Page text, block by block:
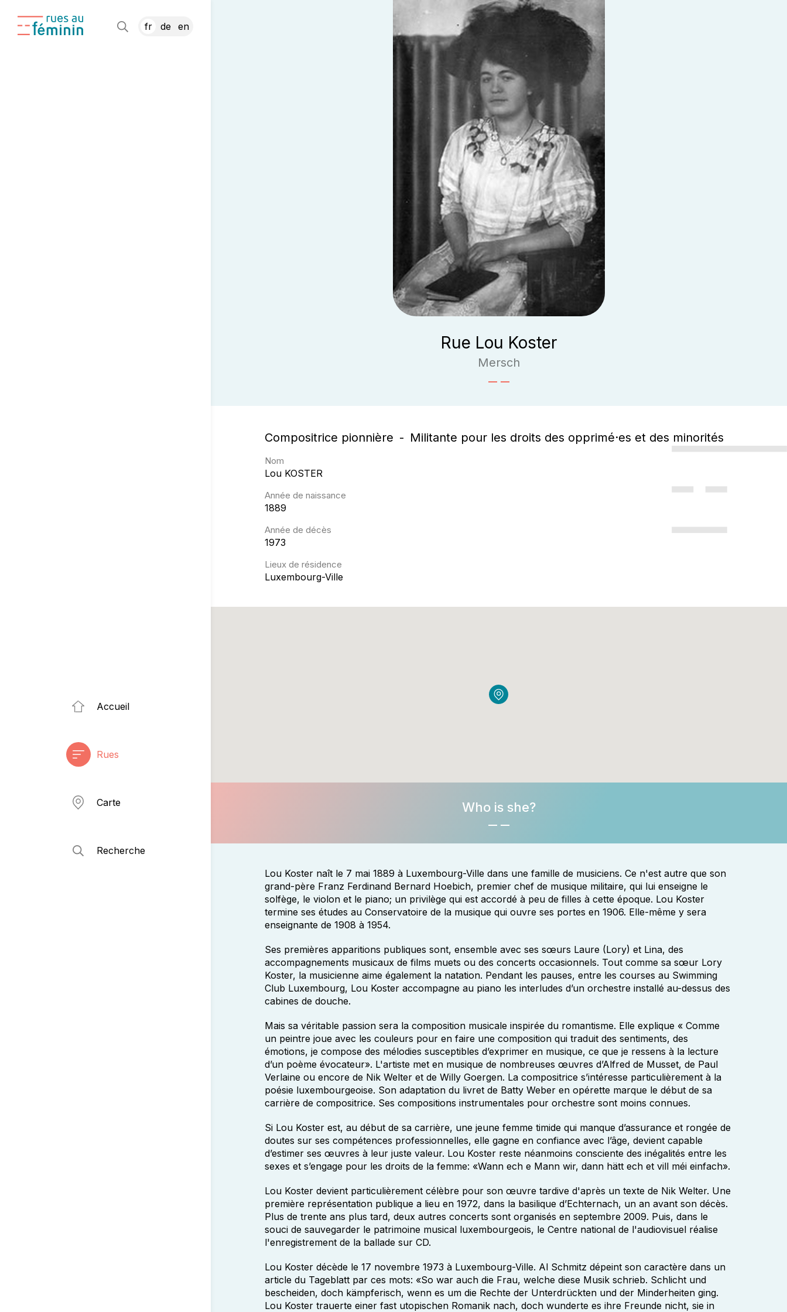
fr de en
Accueil
Rues
Carte
Recherche
Rue Lou Koster
Mersch
Compositrice pionnière Militante pour les droits des opprimé·es et des minorités
Nom
Lou KOSTER
Année de naissance
1889
Année de décès
1973
Lieux de résidence
Luxembourg-Ville
Who is she?
Lou Koster naît le 7 mai 1889 à Luxembourg-Ville dans une famille de musiciens. Ce n'est autre que son
grand-père Franz Ferdinand Bernard Hoebich, premier chef de musique militaire, qui lui enseigne le
solfège, le violon et le piano; un privilège qui est accordé à peu de filles à cette époque. Lou Koster
termine ses études au Conservatoire de la musique qui ouvre ses portes en 1906. Elle-même y sera
enseignante de 1908 à 1954.
Ses premières apparitions publiques sont, ensemble avec ses sœurs Laure (Lory) et Lina, des
accompagnements musicaux de films muets ou des concerts occasionnels. Tout comme sa sœur Lory
Koster, la musicienne aime également la natation. Pendant les pauses, entre les courses au Swimming
Club Luxembourg, Lou Koster accompagne au piano les interludes d’un orchestre installé au-dessus des
cabines de douche.
Mais sa véritable passion sera la composition musicale inspirée du romantisme. Elle explique « Comme
un peintre joue avec les couleurs pour en faire une composition qui traduit des sentiments, des
émotions, je compose des mélodies susceptibles d’exprimer en musique, ce que je ressens à la lecture
d’un poème évocateur». L'artiste met en musique de nombreuses œuvres d’Alfred de Musset, de Paul
Verlaine ou encore de Nik Welter et de Willy Goergen. La compositrice s’intéresse particulièrement à la
poésie luxembourgeoise. Son adaptation du livret de Batty Weber en opérette marque le début de sa
carrière de compositrice. Ses compositions instrumentales pour orchestre sont moins connues.
Si Lou Koster est, au début de sa carrière, une jeune femme timide qui manque d’assurance et rongée de
doutes sur ses compétences professionnelles, elle gagne en confiance avec l’âge, devient capable
d’estimer ses œuvres à leur juste valeur. Lou Koster reste néanmoins consciente des inégalités entre les
sexes et s’engage pour les droits de la femme: «Wann ech e Mann wir, dann hätt ech et vill méi einfach».
Lou Koster devient particulièrement célèbre pour son œuvre tardive d'après un texte de Nik Welter. Une
première représentation publique a lieu en 1972, dans la basilique d’Echternach, un an avant son décès.
Plus de trente ans plus tard, deux autres concerts sont organisés en septembre 2009. Puis, dans le
souci de sauvegarder le patrimoine musical luxembourgeois, le Centre national de l'audiovisuel réalise
l'enregistrement de la ballade sur CD.
Lou Koster décède le 17 novembre 1973 à Luxembourg-Ville. Al Schmitz dépeint son caractère dans un
article du Tageblatt par ces mots: «So war auch die Frau, welche diese Musik schrieb. Schlicht und
bescheiden, doch kämpferisch, wenn es um die Rechte der Unterdrückten und der Minderheiten ging.
Lou Koster trauerte einer fast utopischen Romanik nach, doch wunderte es ihre Freunde nicht, sie in